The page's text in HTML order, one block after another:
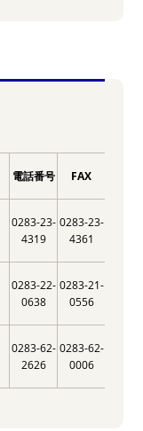
電話番号 FAX
0283-23-
4319
0283-23-
4361
0283-22-
0638
0283-21-
0556
0283-62-
2626
0283-62-
0006